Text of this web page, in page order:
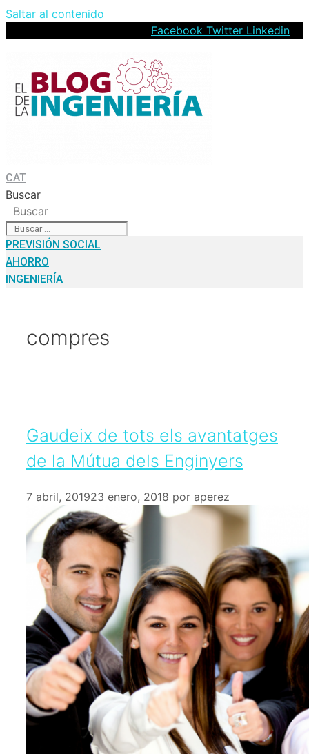
Saltar al contenido
Facebook Twitter Linkedin
CAT
Buscar
Buscar
PREVISIÓN SOCIAL
AHORRO
INGENIERÍA
compres
Gaudeix de tots els avantatges
de la Mútua dels Enginyers
7 abril, 201923 enero, 2018 por aperez